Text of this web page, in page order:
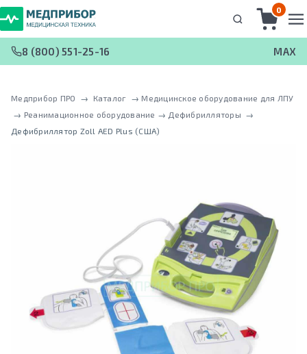
0
8 (800) 551-25-16 MAX
Медприбор ПРО → Каталог → Медицинское оборудование для ЛПУ
→ Реанимационное оборудование → Дефибрилляторы →
Дефибриллятор Zoll AED Plus (США)